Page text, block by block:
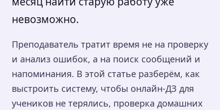
невозможно.
Преподаватель тратит время не на проверку
и анализ ошибок, а на поиск сообщений и
напоминания. В этой статье разберём, как
выстроить систему, чтобы онлайн-ДЗ для
учеников не терялись, проверка домашних